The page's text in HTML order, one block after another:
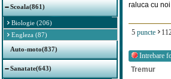
Scoala(861)
Biologie (206)
Engleza (87)
Auto-moto(837)
Sanatate(643)
raluca cu noi
5 puncte
Intrebare
Tremur